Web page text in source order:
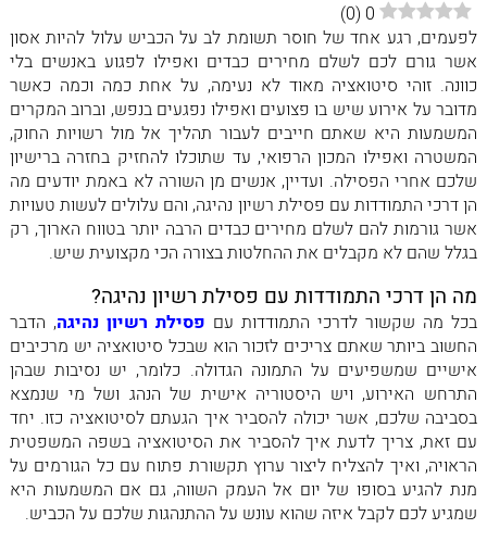
0
(
0
)
לפעמים, רגע אחד של חוסר תשומת לב על הכביש עלול להיות אסון
אשר גורם לכם לשלם מחירים כבדים ואפילו לפגוע באנשים בלי
כוונה. זוהי סיטואציה מאוד לא נעימה, ‏על אחת כמה וכמה כאשר
מדובר על אירוע שיש בו פצועים ואפילו נפגעים בנפש, וברוב המקרים
המשמעות היא שאתם חייבים לעבור תהליך אל מול רשויות החוק,
המשטרה ואפילו המכון הרפואי, עד שתוכלו להחזיק בחזרה ברישיון
שלכם אחרי הפסילה. ‏ועדיין, אנשים מן השורה לא באמת יודעים מה
הן דרכי התמודדות עם פסילת רשיון נהיגה, והם עלולים לעשות טעויות
אשר גורמות להם לשלם מחירים כבדים הרבה יותר בטווח הארוך, רק
בגלל שהם לא מקבלים את ההחלטות בצורה הכי מקצועית שיש.
‏מה הן דרכי התמודדות עם פסילת רשיון נהיגה?
‏בכל מה שקשור לדרכי התמודדות עם פסילת רשיון נהיגה, הדבר
החשוב ביותר שאתם צריכים לזכור הוא שבכל סיטואציה יש מרכיבים
אישיים שמשפיעים על התמונה הגדולה. כלומר, יש נסיבות שבהן
התרחש האירוע, ויש היסטוריה אישית של הנהג ושל מי שנמצא
בסביבה שלכם, אשר יכולה להסביר איך הגעתם לסיטואציה כזו. יחד
עם זאת, צריך לדעת איך להסביר את הסיטואציה בשפה המשפטית
הראויה, ‏ואיך להצליח ליצור ערוץ תקשורת פתוח עם כל הגורמים על
מנת להגיע בסופו של יום אל העמק השווה, גם אם המשמעות היא
שמגיע לכם לקבל איזה שהוא עונש על ‏ההתנהגות שלכם על הכביש.